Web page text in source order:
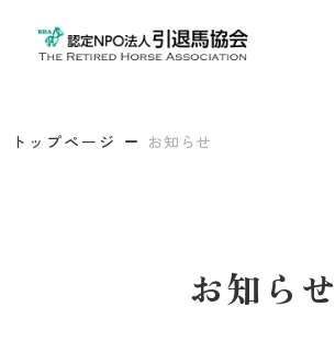
トップページ お知らせ
お知らせ